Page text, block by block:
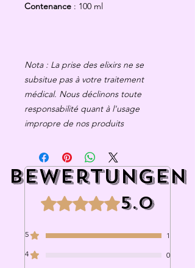
Contenance : 100 ml
Nota : La prise des elixirs ne se
subsitue pas à votre traitement
médical. Nous déclinons toute
responsabilité quant à l'usage
impropre de nos produits
Bewertungen
Mit 5 von 5 Sternen bewertet.
5.0
5
1
4
0